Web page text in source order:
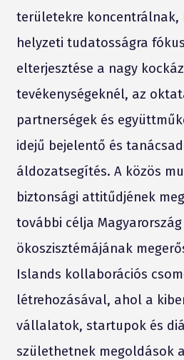
területekre koncentrálnak,
helyzeti tudatosságra
elterjesztése a nagy
tevékenységeknél, az
partnerségek és
idejű bejelentő és
áldozatsegítés. A közös
biztonsági attitűdjének
további célja
ökoszisztémájának
Islands kollaborációs
létrehozásával, ahol a
vállalatok, startupok és
születhetnek megoldások